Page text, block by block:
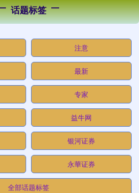
话题标签
注意
最新
专家
益牛网
银河证券
永華证券
全部话题标签